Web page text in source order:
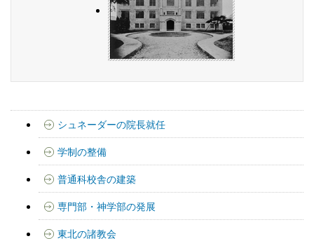
シュネーダーの院長就任
学制の整備
普通科校舎の建築
専門部・神学部の発展
東北の諸教会